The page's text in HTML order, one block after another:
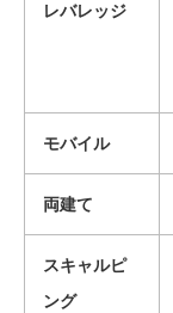
レバレッジ
モバイル
両建て
スキャルピ
ング